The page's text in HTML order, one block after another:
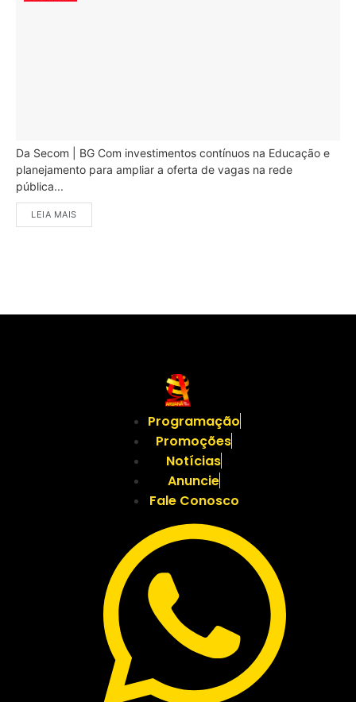
Da Secom | BG Com investimentos contínuos na Educação e
planejamento para ampliar a oferta de vagas na rede
pública...
LEIA MAIS
Programação
Promoções
Notícias
Anuncie
Fale Conosco